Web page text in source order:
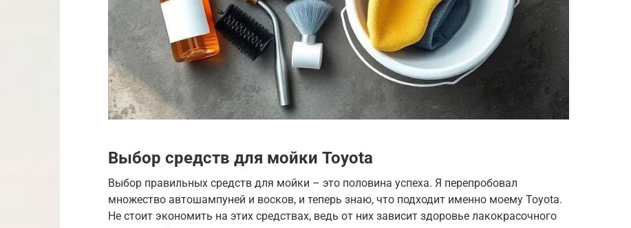
Выбор средств для мойки Toyota
Выбор правильных средств для мойки – это половина успеха. Я перепробовал
множество автошампуней и восков, и теперь знаю, что подходит именно моему Toyota.
Не стоит экономить на этих средствах, ведь от них зависит здоровье лакокрасочного